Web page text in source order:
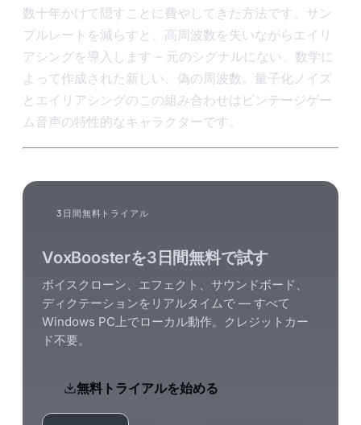
数十年かけて隠すことに費やしてきた方法です。サン
プルレートを減らすと、高周波数を失いながらエイリ
アシングを導入します – 元のシグナルにない、数学に
よって作成された新しい、偽の周波数。量子化ノイズ
とエイリアシングのこの組み合わせはビンテージゲー
ム音声の特性的なキャラクターです。
3日間無料トライアル
VoxBoosterを3日間無料で試す
ボイスクローン、エフェクト、サウンドボード、
ディクテーションをリアルタイムで — すべて
Windows PC上でローカル動作。クレジットカー
ド不要。
無料トライアルを始める